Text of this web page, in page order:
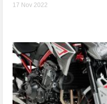
17 Nov 2022